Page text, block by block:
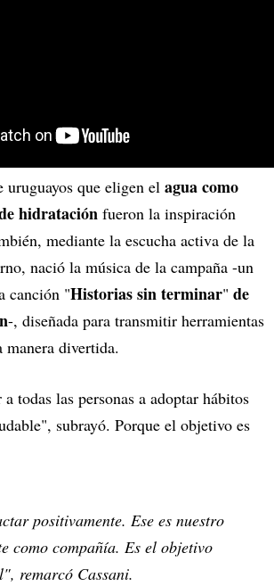
uruguayos que eligen el agua como
hidratación fueron la inspiración
mediante la escucha activa de la
nació la música de la campaña -un
canción "Historias sin terminar" de
-, diseñada para transmitir herramientas
manera divertida.
todas las personas a adoptar hábitos
subrayó. Porque el objetivo es
positivamente. Ese es nuestro
como compañía. Es el objetivo
remarcó Cassani.